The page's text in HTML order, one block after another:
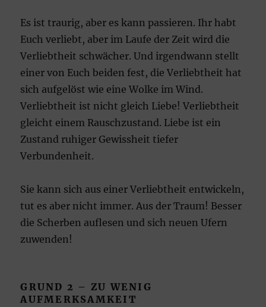
Es ist traurig, aber es kann passieren. Ihr habt
Euch verliebt, aber im Laufe der Zeit wird die
Verliebtheit schwächer. Und irgendwann stellt
einer von Euch beiden fest, die Verliebtheit hat
sich aufgelöst wie eine Wolke im Wind.
Verliebtheit ist nicht gleich Liebe! Verliebtheit
gleicht einem Rauschzustand. Liebe ist ein
Zustand ruhiger Gewissheit tiefer
Verbundenheit.
Sie kann sich aus einer Verliebtheit entwickeln,
tut es aber nicht immer. Aus der Traum! Besser
die Scherben auflesen und sich neuen Ufern
zuwenden!
GRUND 2 – ZU WENIG
AUFMERKSAMKEIT